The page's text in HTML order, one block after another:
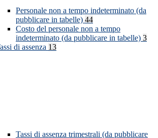
Personale non a tempo indeterminato (da
pubblicare in tabelle) 44
Costo del personale non a tempo
indeterminato (da pubblicare in tabelle) 3
di assenza 13
Tassi di assenza trimestrali (da pubblicare